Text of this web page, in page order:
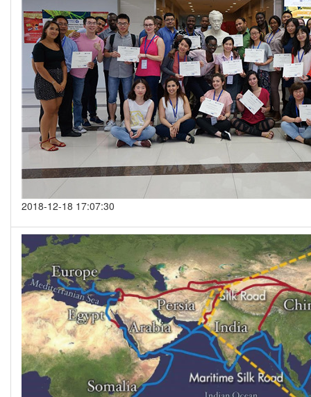
2018-12-18 17:07:30